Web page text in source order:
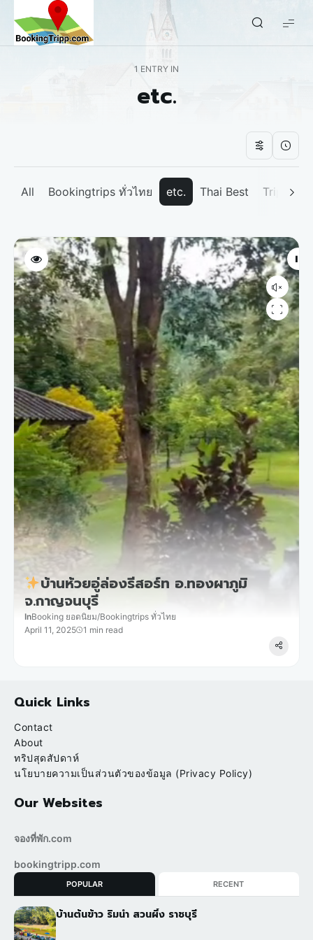
bookingtripp.com
1 ENTRY IN
etc.
All Bookingtrips ทั่วไทย etc. Thai Best Tripp
บ้านห้วยอู่ล่องรีสอร์ท อ.ทองผาภูมิ
จ.กาญจนบุรี
InBooking ยอดนิยม/Bookingtrips ทั่วไทย
April 11, 2025
1 min read
Quick Links
Contact
About
ทริปสุดสัปดาห์
นโยบายความเป็นส่วนตัวของข้อมูล (Privacy Policy)
Our Websites
จองที่พัก.com
bookingtripp.com
POPULAR RECENT
บ้านต้นข้าว ริมน้ำ สวนผึ้ง ราชบุรี